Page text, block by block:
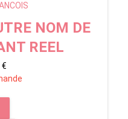
NOM DE
REEL
€